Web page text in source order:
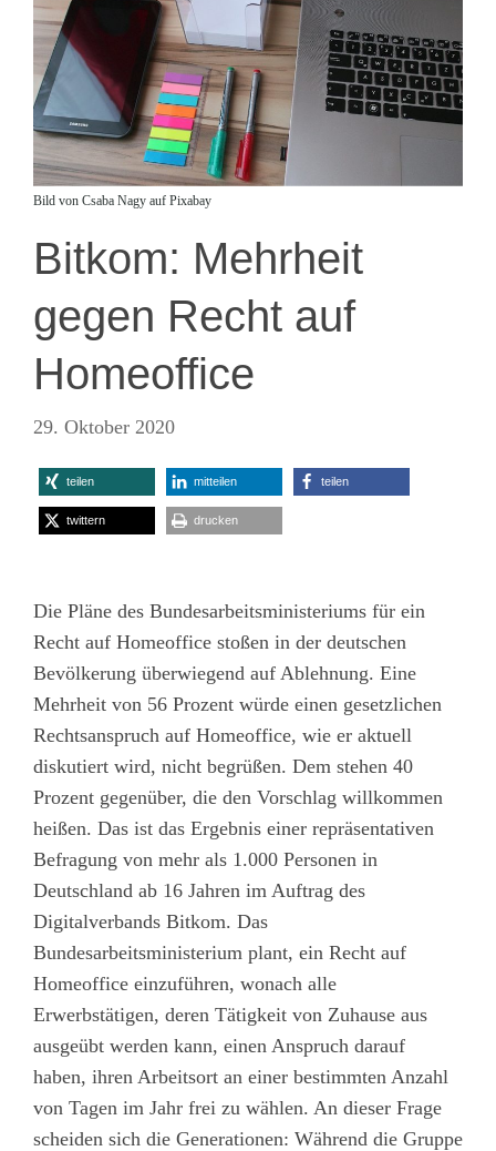
Bild von Csaba Nagy auf Pixabay
Bitkom: Mehrheit
gegen Recht auf
Homeoffice
29. Oktober 2020
teilen mitteilen teilen
twittern drucken
Die Pläne des Bundesarbeitsministeriums für ein
Recht auf Homeoffice stoßen in der deutschen
Bevölkerung überwiegend auf Ablehnung. Eine
Mehrheit von 56 Prozent würde einen gesetzlichen
Rechtsanspruch auf Homeoffice, wie er aktuell
diskutiert wird, nicht begrüßen. Dem stehen 40
Prozent gegenüber, die den Vorschlag willkommen
heißen. Das ist das Ergebnis einer repräsentativen
Befragung von mehr als 1.000 Personen in
Deutschland ab 16 Jahren im Auftrag des
Digitalverbands Bitkom. Das
Bundesarbeitsministerium plant, ein Recht auf
Homeoffice einzuführen, wonach alle
Erwerbstätigen, deren Tätigkeit von Zuhause aus
ausgeübt werden kann, einen Anspruch darauf
haben, ihren Arbeitsort an einer bestimmten Anzahl
von Tagen im Jahr frei zu wählen. An dieser Frage
scheiden sich die Generationen: Während die Gruppe